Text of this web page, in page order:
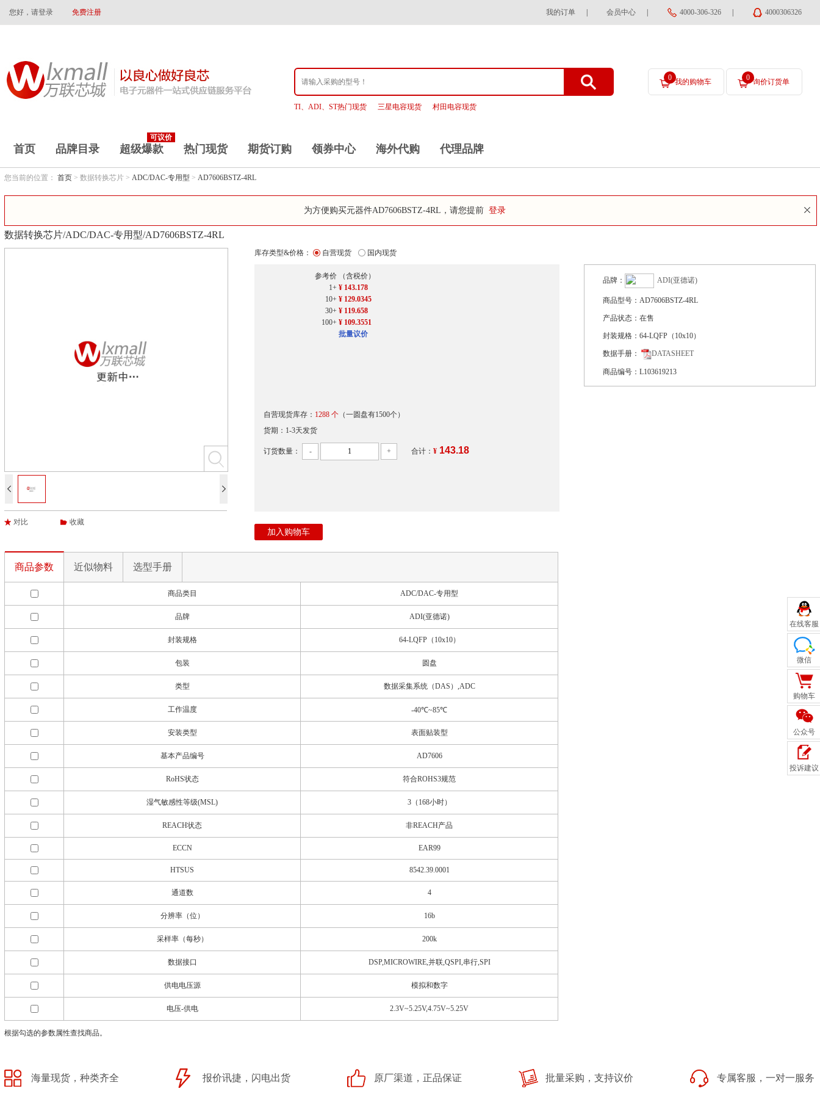
您好，请登录 免费注册 我的订单 会员中心 4000-306-326 4000306326
TI、ADI、ST热门现货 三星电容现货 村田电容现货
0 我的购物车 0 询价订货单
首页 品牌目录
可议价
超级爆款 热门现货 期货订购 领券中心 海外代购 代理品牌
您当前的位置： 首页 > 数据转换芯片 > ADC/DAC-专用型 > AD7606BSTZ-4RL
为方便购买元器件AD7606BSTZ-4RL，请您提前 登录
数据转换芯片/ADC/DAC-专用型/AD7606BSTZ-4RL
 
对比 收藏
库存类型&价格： 自营现货 国内现货
参考价
（含税价）
1+ ¥ 143.178
10+ ¥ 129.0345
30+ ¥ 119.658
100+ ¥ 109.3551
批量议价
自营现货库存： 1288 个 （一圆盘有1500个）
货期：1-3天发货
订货数量： - + 合计： ¥ 143.18
加入购物车
品牌： ADI(亚德诺)
商品型号： AD7606BSTZ-4RL
产品状态： 在售
封装规格： 64-LQFP（10x10）
数据手册： DATASHEET
商品编号： L103619213
商品参数 近似物料 选型手册
商品类目 ADC/DAC-专用型
品牌 ADI(亚德诺)
封装规格 64-LQFP（10x10）
包装 圆盘
类型 数据采集系统（DAS）,ADC
工作温度 -40℃~85℃
安装类型 表面贴装型
基本产品编号 AD7606
RoHS状态 符合ROHS3规范
湿气敏感性等级(MSL) 3（168小时）
REACH状态 非REACH产品
ECCN EAR99
HTSUS 8542.39.0001
通道数 4
分辨率（位） 16b
采样率（每秒） 200k
数据接口 DSP,MICROWIRE,并联,QSPI,串行,SPI
供电电压源 模拟和数字
电压-供电 2.3V~5.25V,4.75V~5.25V
根据勾选的参数属性查找商品。
海量现货，种类齐全 报价讯捷，闪电出货 原厂渠道，正品保证 批量采购，支持议价 专属客服，一对一服务
在线客服
微信
购物车
公众号
投诉建议